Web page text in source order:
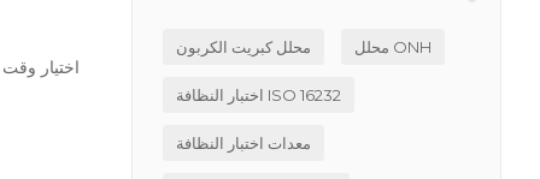
محلل كبريت الكربون محلل ONH
اختبار النظافة ISO 16232
معدات اختبار النظافة
اختيار